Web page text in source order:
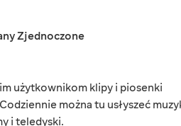
Zjednoczone
użytkownikom klipy i piosenki
można tu usłyszeć
i teledyski.